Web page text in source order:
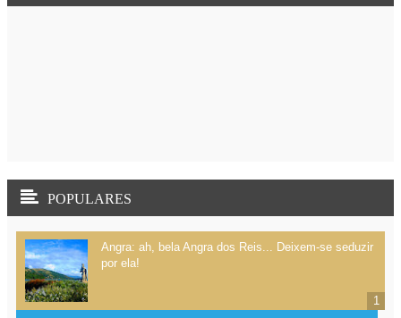
POPULARES
Angra: ah, bela Angra dos Reis... Deixem-se seduzir
por ela!